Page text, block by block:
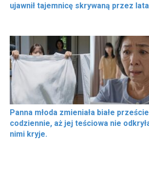
ujawnił tajemnicę skrywaną przez
Panna młoda zmieniała białe
codziennie, aż jej teściowa nie
nimi kryje.